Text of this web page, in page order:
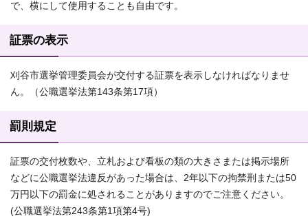
で、横にして使用することも自由です。
証票の表示
刈谷市選挙管理委員会が交付する証票を表示しなければなりませ
ん。（公職選挙法第143条第17項）
罰則規定
証票の交付枚数や、立札および看板の類の大きさまたは掲示場所
などに公職選挙法違反があった場合は、2年以下の拘禁刑または50
万円以下の罰金に処されることがありますのでご注意ください。
(公職選挙法第243条第1項第4号)